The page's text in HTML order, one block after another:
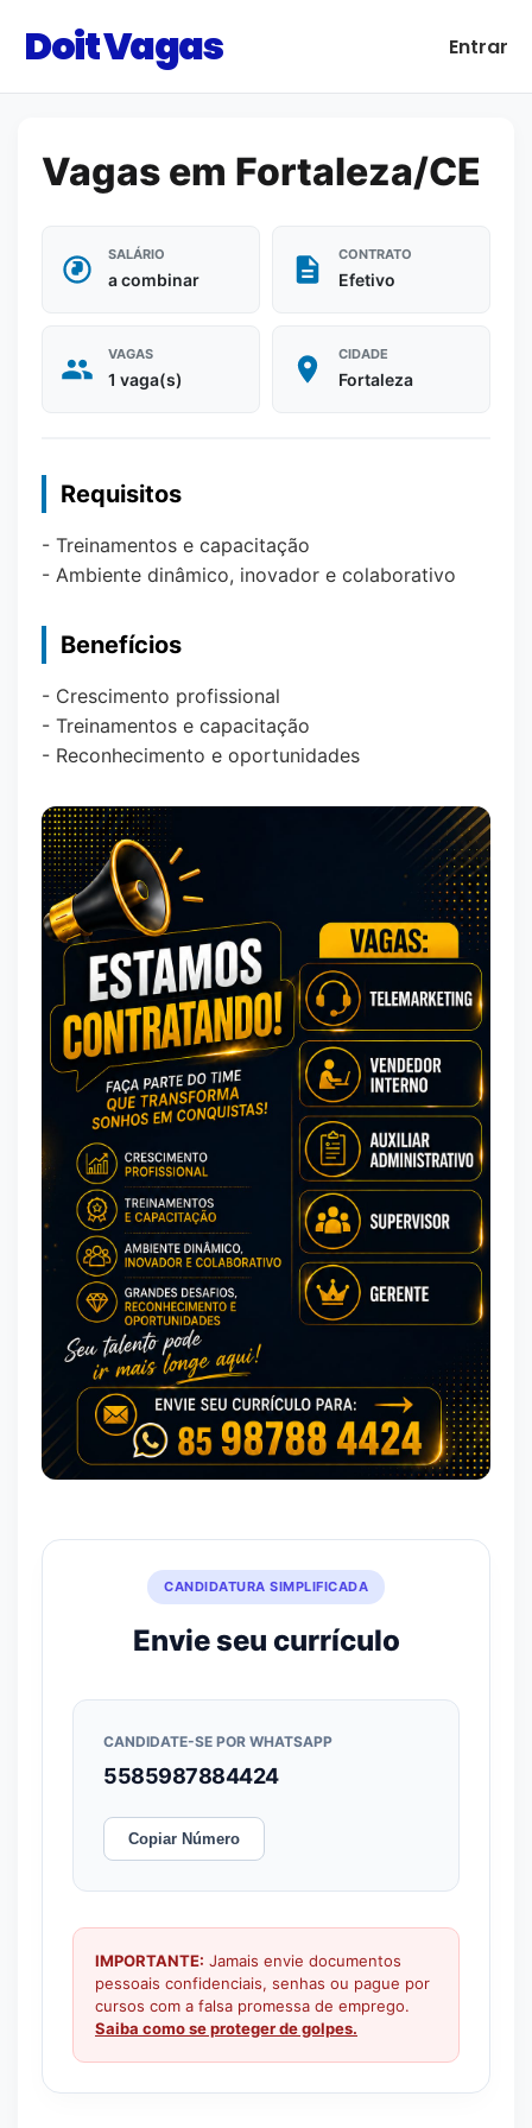
Doit Vagas Entrar
Vagas em Fortaleza/CE
SALÁRIO
a combinar
CONTRATO
Efetivo
VAGAS
1 vaga(s)
CIDADE
Fortaleza
Requisitos
- Treinamentos e capacitação
- Ambiente dinâmico, inovador e colaborativo
Benefícios
- Crescimento profissional
- Treinamentos e capacitação
- Reconhecimento e oportunidades
CANDIDATURA SIMPLIFICADA
Envie seu currículo
CANDIDATE-SE POR WHATSAPP
5585987884424
Copiar Número
IMPORTANTE: Jamais envie documentos
pessoais confidenciais, senhas ou pague por
cursos com a falsa promessa de emprego.
Saiba como se proteger de golpes.